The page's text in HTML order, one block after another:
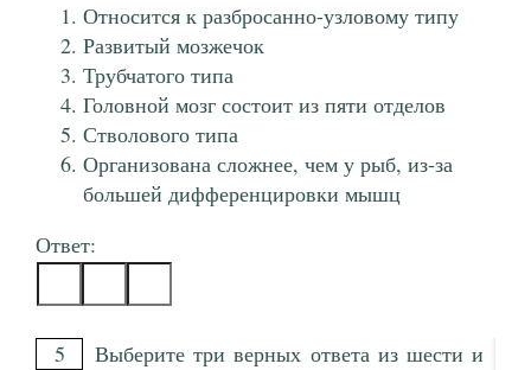
Относится к разбросанно-узловому типу
Развитый мозжечок
Трубчатого типа
Головной мозг состоит из пяти отделов
Стволового типа
Организована сложнее, чем у рыб, из-за
большей дифференцировки мышц
Ответ:
5
Выберите три верных ответа из шести и